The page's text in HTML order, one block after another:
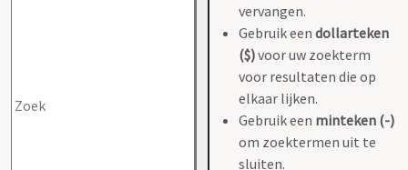
vervangen.
Gebruik een dollarteken
($)voor uw zoekterm
voor resultaten die op
elkaar lijken.
Gebruik een minteken (-)
om zoektermen uit te
sluiten.